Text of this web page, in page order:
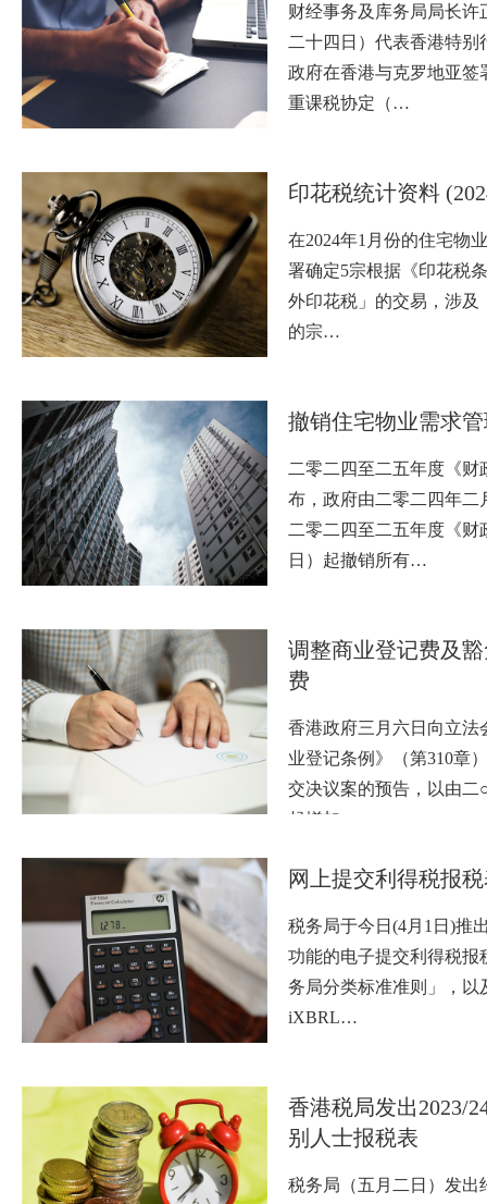
财经事务及库务局局长许
二十四日）代表香港特别
政府在香港与克罗地亚签
重课税协定（…
印花税统计资料
在2024年1月份的住宅物
署确定5宗根据《印花税
外印花税」的交易，涉及
的宗…
撤销住宅物业需求
二零二四至二五年度《财
布，政府由二零二四年二
二零二四至二五年度《财
日）起撤销所有…
调整商业登记费及
费
香港政府三月六日向立法
业登记条例》（第310章
交决议案的预告，以由二
起增加…
网上提交利得税报
税务局于今日(4月1日)推
功能的电子提交利得税报
务局分类标准准则」，以
iXBRL…
香港税局发出2023/
别人士报税表
税务局（五月二日）发出